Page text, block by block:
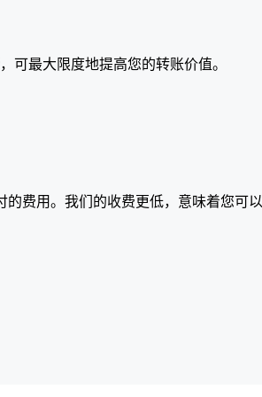
，可最大限度地提高您的转账价值。
费用。我们的收费更低，意味着您可以